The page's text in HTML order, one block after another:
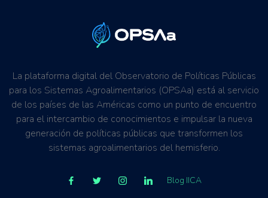
La plataforma digital del Observatorio de Políticas Públicas
para los Sistemas Agroalimentarios (OPSAa) está al servicio
de los países de las Américas como un punto de encuentro
para el intercambio de conocimientos e impulsar la nueva
generación de políticas públicas que transformen los
sistemas agroalimentarios del hemisferio.
Blog IICA